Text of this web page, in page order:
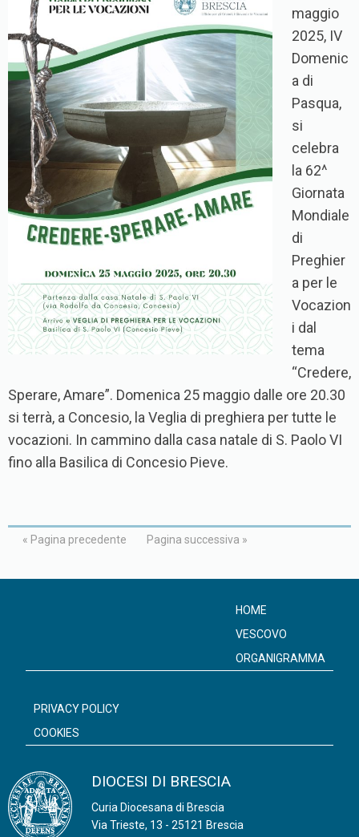
maggio
2025, IV
Domenic
a di
Pasqua,
si
celebra
la 62^
Giornata
Mondiale
di
Preghier
a per le
Vocazion
i dal
tema
“Credere,
Sperare, Amare”. Domenica 25 maggio dalle ore 20.30
si terrà, a Concesio, la Veglia di preghiera per tutte le
vocazioni. In cammino dalla casa natale di S. Paolo VI
fino alla Basilica di Concesio Pieve.
« Pagina precedente Pagina successiva »
DIOCESI DI BRESCIA
Curia Diocesana di Brescia
Via Trieste, 13 - 25121 Brescia
HOME
VESCOVO
ORGANIGRAMMA
PRIVACY POLICY
COOKIES